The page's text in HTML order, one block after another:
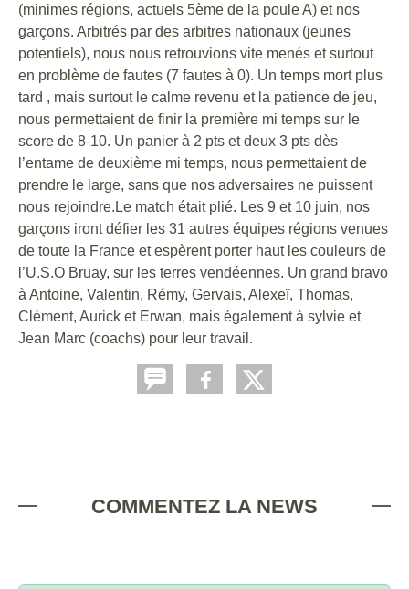
(minimes régions, actuels 5ème de la poule A) et nos
garçons. Arbitrés par des arbitres nationaux (jeunes
potentiels), nous nous retrouvions vite menés et surtout
en problème de fautes (7 fautes à 0). Un temps mort plus
tard , mais surtout le calme revenu et la patience de jeu,
nous permettaient de finir la première mi temps sur le
score de 8-10. Un panier à 2 pts et deux 3 pts dès
l’entame de deuxième mi temps, nous permettaient de
prendre le large, sans que nos adversaires ne puissent
nous rejoindre.Le match était plié. Les 9 et 10 juin, nos
garçons iront défier les 31 autres équipes régions venues
de toute la France et espèrent porter haut les couleurs de
l’U.S.O Bruay, sur les terres vendéennes. Un grand bravo
à Antoine, Valentin, Rémy, Gervais, Alexeï, Thomas,
Clément, Aurick et Erwan, mais également à sylvie et
Jean Marc (coachs) pour leur travail.
COMMENTEZ LA NEWS